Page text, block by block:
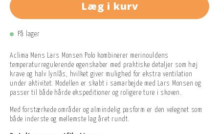
Læg i kurv
På lager
Aclima Mens Lars Monsen Polo kombinerer merinouldens
temperaturregulerende egenskaber med praktiske detaljer som høj
krave og halv lynlås, hvilket giver mulighed for ekstra ventilation
under aktivitet. Modellen er skabt i samarbejde med Lars Monsen og
passer til både hårde ekspeditioner og roligere ture i skoven.
Med forstærkede områder og almindelig pasform er den velegnet som
både inderste og mellemste lag året rundt.